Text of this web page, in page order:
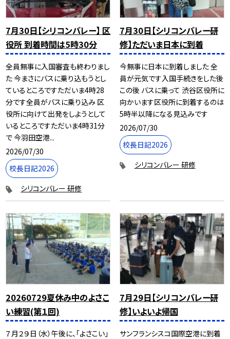
7月30日【シリコンバレー】 区
役所 到着時間は5時30分
全員無事に入国審査も終わりまし
た 今まさにバスに乗り込もうとし
ているところですただいま4時28
分です全員がバスに乗り込み 区
役所に向けて出発をしようとして
いるところですただいま4時31分
で 今羽田空港...
2026/07/30
校長日記2026
シリコンバレー 研修
7月30日【シリコンバレー研
修】ただいま日本に到着
今無事に日本に到着しました 全
員が元気です入国手続きをした後
この後 バスに乗って 渋谷区役所に
向かいます区役所に到着するのは
5時半以降になる見込みです
2026/07/30
校長日記2026
シリコンバレー 研修
20260729夏休み中のよさこ
い練習(第１回)
７月２９日（水）午後に、「よさこい」
7月29日【シリコンバレー研
修】いよいよ帰国
サンフランシスコ国際空港に到着